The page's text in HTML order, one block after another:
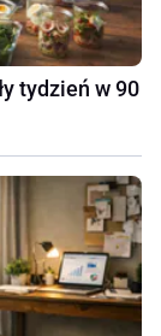
tydzień w 90